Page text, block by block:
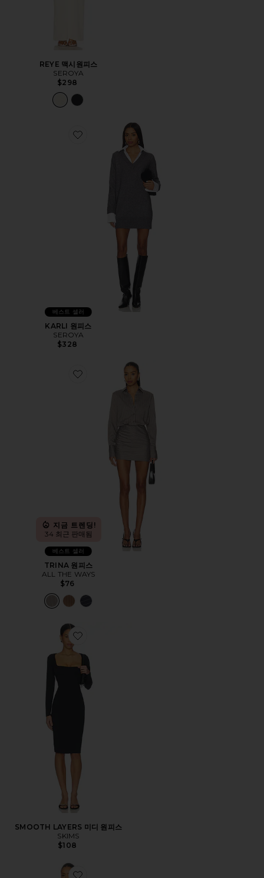
REYE 맥시원피스
SEROYA
$298
Favorite KARLI 원피스
베스트 셀러
KARLI 원피스
SEROYA
$328
Favorite TRINA 원피스
지금 트렌딩!
34 최근 판매됨
베스트 셀러
TRINA 원피스
ALL THE WAYS
$76
Favorite SMOOTH LAYERS 미디 원피스
SMOOTH LAYERS 미디 원피스
SKIMS
$108